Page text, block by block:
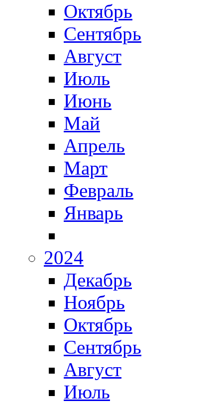
Октябрь
Сентябрь
Август
Июль
Июнь
Май
Апрель
Март
Февраль
Январь
2024
Декабрь
Ноябрь
Октябрь
Сентябрь
Август
Июль